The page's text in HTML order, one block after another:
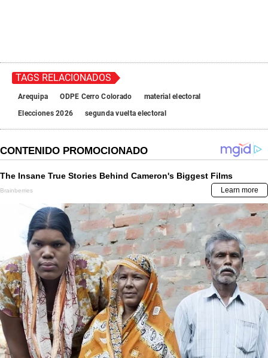
TAGS RELACIONADOS
Arequipa ODPE Cerro Colorado
material electoral
Elecciones 2026
segunda vuelta electoral